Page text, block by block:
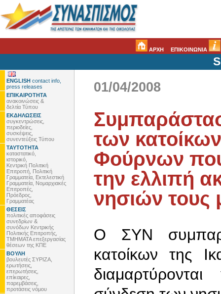
ΑΡΧΗ ΕΠΙΚΟΙΝΩΝΙΑ
ENGLISH contact info,
press releases
ΕΠΙΚΑΙΡΟΤΗΤΑ
ανακοινώσεις &
δελτία Τύπου
ΕΚΔΗΛΩΣΕΙΣ
συγκεντρώσεις,
περιοδείες,
συσκέψεις,
συνεντεύξεις Τύπου
ΤΑΥΤΟΤΗΤΑ
καταστατικό,
ιστορικό,
Κεντρική Πολιτική
Επιτροπή, Πολιτική
Γραμματεία, Εκτελεστική
Γραμματεία, Νομαρχιακές
Επιτροπές,
Πρόεδρος,
Γραμματέας
ΘΕΣΕΙΣ
πολιτικές αποφάσεις
συνεδρίων &
συνόδων Κεντρικής
Πολιτικής Επιτροπής,
ΤΜΗΜΑΤΑ επεξεργασίας
θέσεων της ΚΠΕ
ΒΟΥΛΗ
βουλευτές ΣΥΡΙΖΑ,
ερωτήσεις,
επερωτήσεις,
επίκαιρες,
παρεμβάσεις,
προτάσεις νόμου
01/04/2008
των
Φούρνων που
την ελλιπή
νησιών τους
Ο ΣΥΝ
κατοίκων της